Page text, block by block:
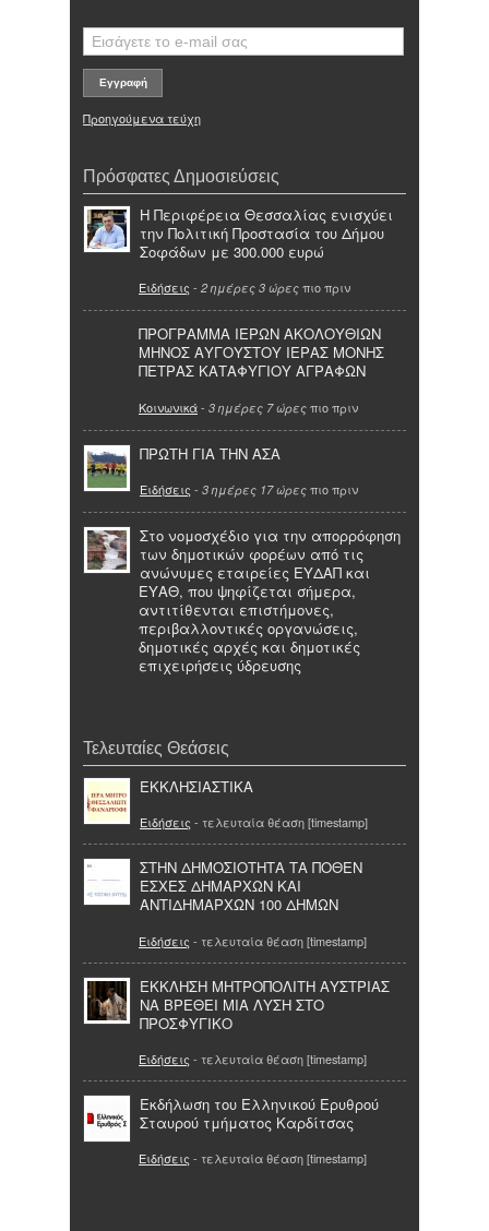
Προηγούμενα τεύχη
Πρόσφατες Δημοσιεύσεις
Η Περιφέρεια Θεσσαλίας ενισχύει
την Πολιτική Προστασία του Δήμου
Σοφάδων με 300.000 ευρώ
Ειδήσεις - 2 ημέρες 3 ώρες πιο πριν
ΠΡΟΓΡΑΜΜΑ ΙΕΡΩΝ ΑΚΟΛΟΥΘΙΩΝ
ΜΗΝΟΣ ΑΥΓΟΥΣΤΟΥ ΙΕΡΑΣ ΜΟΝΗΣ
ΠΕΤΡΑΣ ΚΑΤΑΦΥΓΙΟΥ ΑΓΡΑΦΩΝ
Κοινωνικά- 3 ημέρες 7 ώρες πιο πριν
ΠΡΩΤΗ ΓΙΑ ΤΗΝ ΑΣΑ
Ειδήσεις - 3 ημέρες 17 ώρες πιο πριν
Στο νομοσχέδιο για την απορρόφηση
των δημοτικών φορέων από τις
ανώνυμες εταιρείες ΕΥΔΑΠ και
ΕΥΑΘ, που ψηφίζεται σήμερα,
αντιτίθενται επιστήμονες,
περιβαλλοντικές οργανώσεις,
δημοτικές αρχές και δημοτικές
επιχειρήσεις ύδρευσης
Τελευταίες Θεάσεις
EKKΛΗΣΙΑΣΤΙΚΑ
Ειδήσεις - τελευταία θέαση [timestamp]
ΣΤΗΝ ΔΗΜΟΣΙΟΤΗΤΑ ΤΑ ΠΟΘΕΝ
ΕΣΧΕΣ ΔΗΜΑΡΧΩΝ ΚΑΙ
ΑΝΤΙΔΗΜΑΡΧΩΝ 100 ΔΗΜΩΝ
Ειδήσεις - τελευταία θέαση [timestamp]
ΕΚΚΛΗΣΗ ΜΗΤΡΟΠΟΛΙΤΗ ΑΥΣΤΡΙΑΣ
ΝΑ ΒΡΕΘΕΙ ΜΙΑ ΛΥΣΗ ΣΤΟ
ΠΡΟΣΦΥΓΙΚΟ
Ειδήσεις - τελευταία θέαση [timestamp]
Εκδήλωση του Ελληνικού Ερυθρού
Σταυρού τμήματος Καρδίτσας
Ειδήσεις - τελευταία θέαση [timestamp]